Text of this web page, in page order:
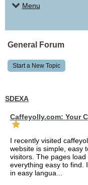
Menu
General Forum
Start a New Topic
SDEXA
Caffeyolly.com: Your
I recently visited
website is simple, easy
visitors. The pages
everything easy to find.
in easy langua...